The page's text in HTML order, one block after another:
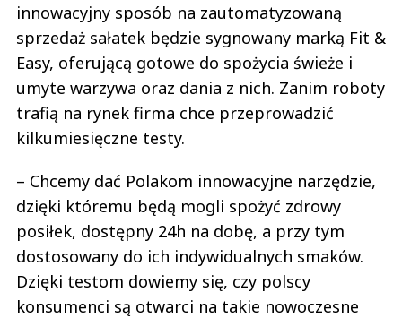
innowacyjny sposób na zautomatyzowaną
sprzedaż sałatek będzie sygnowany marką Fit &
Easy, oferującą gotowe do spożycia świeże i
umyte warzywa oraz dania z nich. Zanim roboty
trafią na rynek firma chce przeprowadzić
kilkumiesięczne testy.
– Chcemy dać Polakom innowacyjne narzędzie,
dzięki któremu będą mogli spożyć zdrowy
posiłek, dostępny 24h na dobę, a przy tym
dostosowany do ich indywidualnych smaków.
Dzięki testom dowiemy się, czy polscy
konsumenci są otwarci na takie nowoczesne